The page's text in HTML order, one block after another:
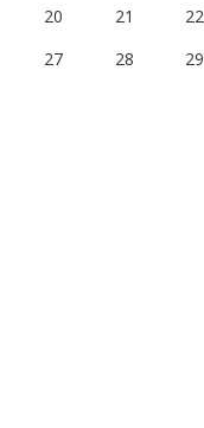
20
21 22
27
28 29